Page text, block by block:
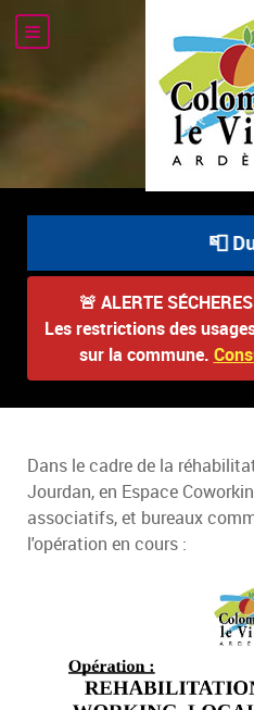
📮
🚨 ALERTE
Les restrictions des
sur la commune.
Dans le cadre de la
Jourdan, en Espace
associatifs, et bureaux
l'opération en cours :